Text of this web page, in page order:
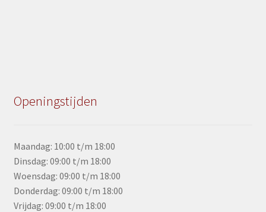
Openingstijden
Maandag: 10:00 t/m 18:00
Dinsdag: 09:00 t/m 18:00
Woensdag: 09:00 t/m 18:00
Donderdag: 09:00 t/m 18:00
Vrijdag: 09:00 t/m 18:00